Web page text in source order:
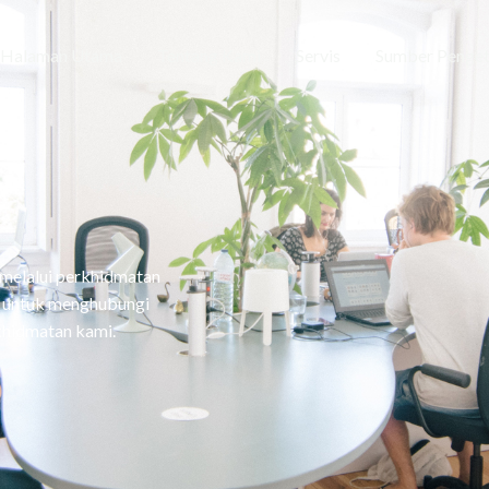
Halaman Utama Sumber
perkhidmatan
menghubungi
kami.